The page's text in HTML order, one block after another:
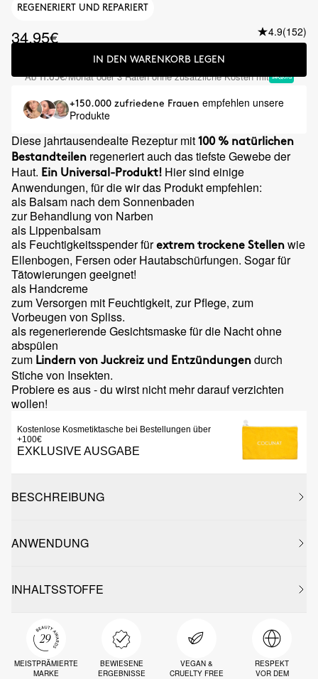
REGENERIERT UND REPARIERT
34.95€ 4.9(152)
IN DEN WARENKORB LEGEN
Ab11.65€/Monat oder 3 Raten ohne zusätzliche Kosten mit
+150.000 zufriedene Frauen empfehlen unsere
Produkte
Diese jahrtausendealte Rezeptur mit 100 % natürlichen
Bestandteilen regeneriert auch das tiefste Gewebe der
Haut. Ein Universal-Produkt! Hier sind einige
Anwendungen, für die wir das Produkt empfehlen:
als Balsam nach dem Sonnenbaden
zur Behandlung von Narben
als Lippenbalsam
als Feuchtigkeitsspender fürextrem trockene Stellen wie
Ellenbogen, Fersen oder Hautabschürfungen. Sogar für
Tätowierungen geeignet!
als Handcreme
zum Versorgen mit Feuchtigkeit, zur Pflege, zum
Vorbeugen von Spliss.
als regenerierende Gesichtsmaske für die Nacht ohne
abspülen
zum Lindern von Juckreiz und Entzündungen durch
Stiche von Insekten.
Probiere es aus - du wirst nicht mehr darauf verzichten
wollen!
Kostenlose Kosmetiktasche bei Bestellungen über
+100€
EXKLUSIVE AUSGABE
BESCHREIBUNG
ANWENDUNG
INHALTSSTOFFE
MEISTPRÄMIERTE
MARKE
BEWIESENE
ERGEBNISSE
VEGAN &
CRUELTY FREE
RESPEKT
VOR DEM